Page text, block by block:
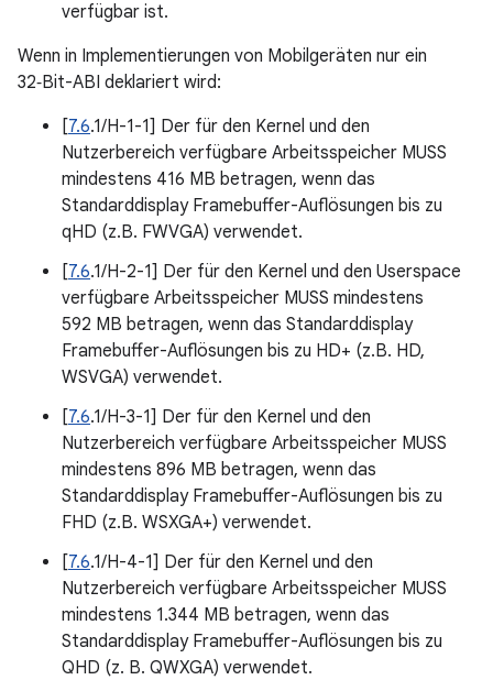
verfügbar ist.
Wenn in Implementierungen von Mobilgeräten nur ein
32‑Bit-ABI deklariert wird:
[7.6.1/H-1-1] Der für den Kernel und den
Nutzerbereich verfügbare Arbeitsspeicher MUSS
mindestens 416 MB betragen, wenn das
Standarddisplay Framebuffer-Auflösungen bis zu
qHD (z.B. FWVGA) verwendet.
[7.6.1/H-2-1] Der für den Kernel und den Userspace
verfügbare Arbeitsspeicher MUSS mindestens
592 MB betragen, wenn das Standarddisplay
Framebuffer-Auflösungen bis zu HD+ (z.B. HD,
WSVGA) verwendet.
[7.6.1/H-3-1] Der für den Kernel und den
Nutzerbereich verfügbare Arbeitsspeicher MUSS
mindestens 896 MB betragen, wenn das
Standarddisplay Framebuffer-Auflösungen bis zu
FHD (z.B. WSXGA+) verwendet.
[7.6.1/H-4-1] Der für den Kernel und den
Nutzerbereich verfügbare Arbeitsspeicher MUSS
mindestens 1.344 MB betragen, wenn das
Standarddisplay Framebuffer-Auflösungen bis zu
QHD (z. B. QWXGA) verwendet.